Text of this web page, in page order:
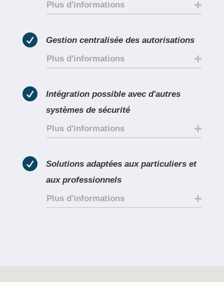
Plus d'informations

Gestion centralisée des autorisations
Plus d'informations

Intégration possible avec d'autres
systèmes de sécurité
Plus d'informations

Solutions adaptées aux particuliers et
aux professionnels
Plus d'informations